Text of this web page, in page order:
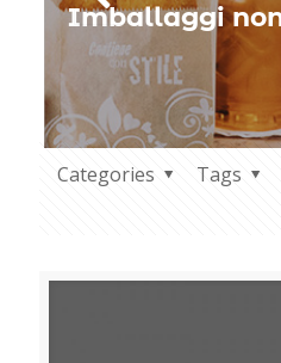
Imballaggi
Categories Tags